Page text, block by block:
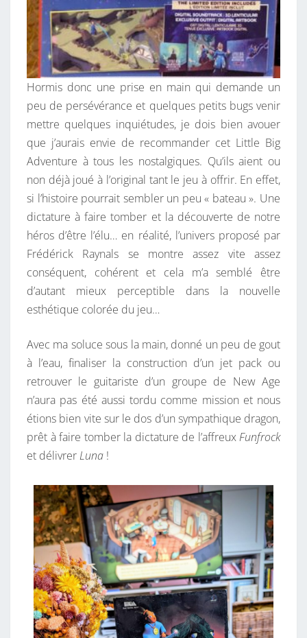
Hormis donc une prise en main qui demande un
peu de persévérance et quelques petits bugs venir
mettre quelques inquiétudes, je dois bien avouer
que j’aurais envie de recommander cet Little Big
Adventure à tous les nostalgiques. Qu’ils aient ou
non déjà joué à l’original tant le jeu à offrir. En effet,
si l’histoire pourrait sembler un peu « bateau ». Une
dictature à faire tomber et la découverte de notre
héros d’être l’élu… en réalité, l’univers proposé par
Frédérick Raynals se montre assez vite assez
conséquent, cohérent et cela m’a semblé être
d’autant mieux perceptible dans la nouvelle
esthétique colorée du jeu…
Avec ma soluce sous la main, donné un peu de gout
à l’eau, finaliser la construction d’un jet pack ou
retrouver le guitariste d’un groupe de New Age
n’aura pas été aussi tordu comme mission et nous
étions bien vite sur le dos d’un sympathique dragon,
prêt à faire tomber la dictature de l’affreuxFunfrock
et délivrerLuna !